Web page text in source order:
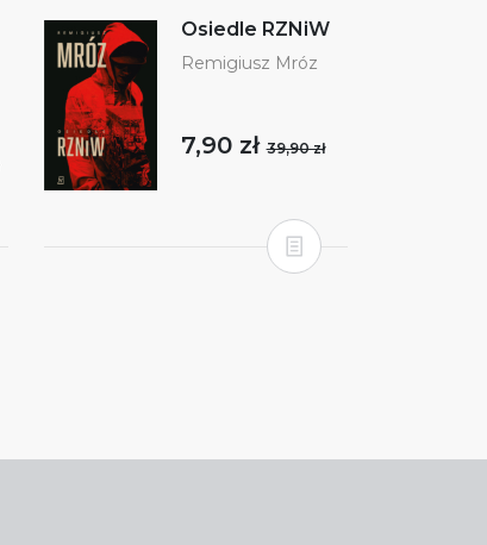
Osiedle RZNiW
Remigiusz Mróz
7,90 zł39,90 zł